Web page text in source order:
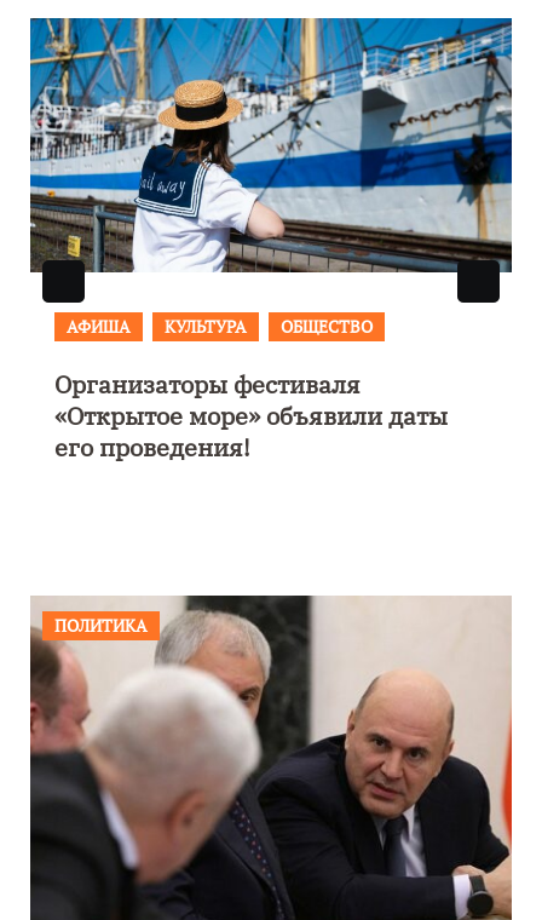
АФИША
В Калининграде пройдет
фестиваль искусств «Зимние
каникулы на Балтике»
ПОЛИТИКА